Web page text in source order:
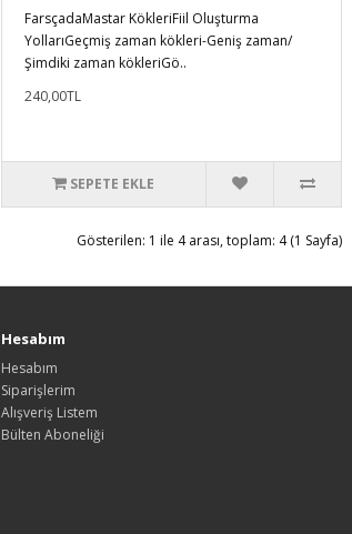
FarsçadaMastar KökleriFiil Oluşturma
YollarıGeçmiş zaman kökleri-Geniş zaman/
Şimdiki zaman kökleriGö..
240,00TL
SEPETE EKLE
Gösterilen: 1 ile 4 arası, toplam: 4 (1 Sayfa)
Hesabım
Hesabım
Siparişlerim
Alışveriş Listem
Bülten Aboneliği